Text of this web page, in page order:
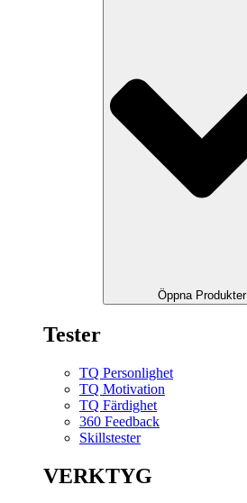
Öppna Produkter
Tester
TQ Personlighet
TQ Motivation
TQ Färdighet
360 Feedback
Skillstester
VERKTYG